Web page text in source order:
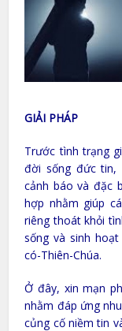
GIẢI PHÁP
Trước tình trạng
đời sống đức tin,
cảnh báo và đặc
hợp nhằm giúp
riêng thoát khỏi
sống và sinh
có-Thiên-Chúa.
Ở đây, xin mạn
nhằm đáp ứng
củng cố niềm tin